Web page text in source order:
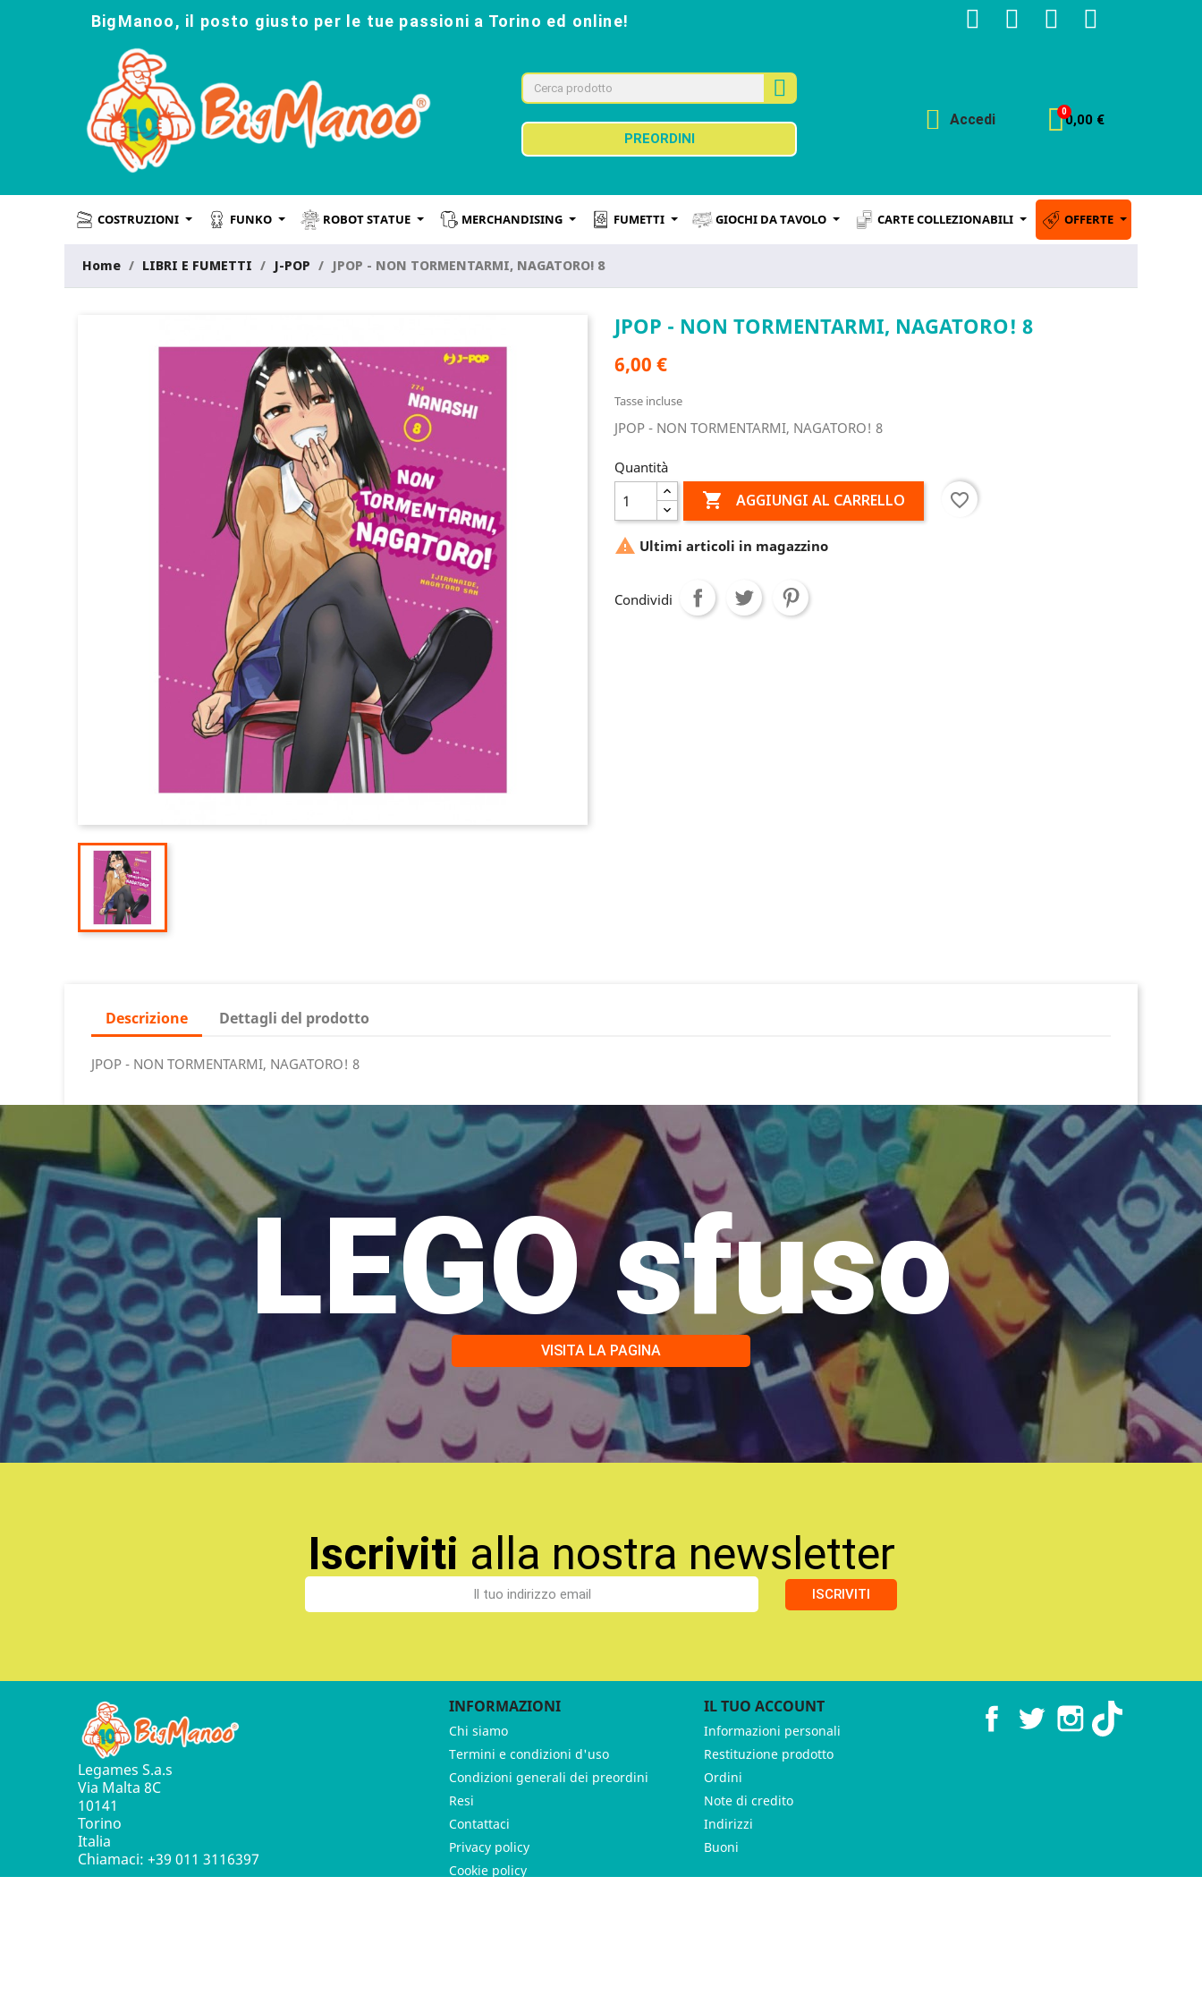
BigManoo, il posto giusto per le tue passioni a Torino ed online!
PREORDINI
Accedi 0,00 €
COSTRUZIONI FUNKO ROBOT STATUE MERCHANDISING FUMETTI GIOCHI DA TAVOLO CARTE COLLEZIONABILI OFFERTE
Home LIBRI E FUMETTI J-POP JPOP - NON TORMENTARMI, NAGATORO! 8
JPOP - NON TORMENTARMI, NAGATORO! 8
6,00 €
Tasse incluse
JPOP - NON TORMENTARMI, NAGATORO! 8
Quantità
 AGGIUNGI AL CARRELLO favorite_border
 Ultimi articoli in magazzino
Condividi
Descrizione Dettagli del prodotto
JPOP - NON TORMENTARMI, NAGATORO! 8
LEGO sfuso
VISITA LA PAGINA
Iscriviti alla nostra newsletter
ISCRIVITI
Legames S.a.s
Via Malta 8C
10141
Torino
Italia
Chiamaci: +39 011 3116397
INFORMAZIONI
Chi siamo
Termini e condizioni d'uso
Condizioni generali dei preordini
Resi
Contattaci
Privacy policy
Cookie policy
IL TUO ACCOUNT
Informazioni personali
Restituzione prodotto
Ordini
Note di credito
Indirizzi
Buoni
FacebookTwitter Instagram